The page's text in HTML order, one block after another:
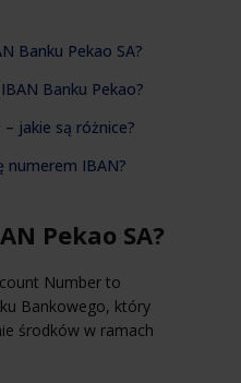
Banku Pekao SA?
Banku Pekao?
jakie są różnice?
numerem IBAN?
Pekao SA?
Number to
Bankowego, który
środków w ramach